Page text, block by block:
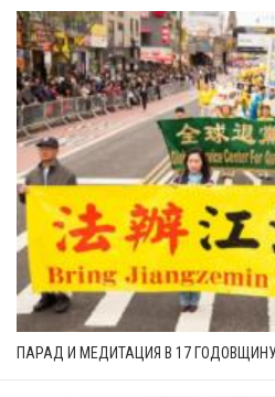
ПАРАД И МЕДИТАЦИЯ В 17